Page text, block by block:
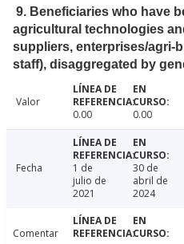
9. Beneficiaries who have
agricultural technologies
suppliers, enterprises/agri-
staff), disaggregated by
Valor
0.00
0.00
Fecha
1 de
julio de
2021
30 de
abril de
2024
Comentar